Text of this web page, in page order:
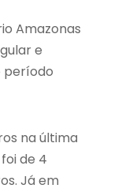
Amazonas
e
na última
de 4
Já em